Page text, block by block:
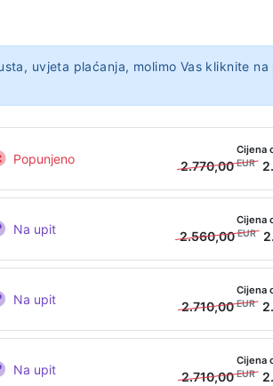
uvjeta plaćanja, molimo Vas kliknite na
Popunjeno
Cijena
2.770,00EUR
Na upit
Cijena
2.560,00EUR
Na upit
Cijena
2.710,00EUR
Na upit
Cijena
2.710,00EUR